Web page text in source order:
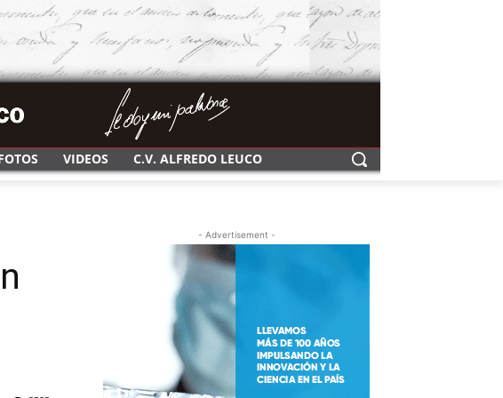
VIDEOS C.V. ALFREDO LEUCO
- Advertisement -